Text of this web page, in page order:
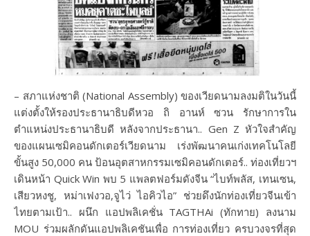
– สภาแห่งชาติ (National Assembly) ของเวียดนามลงมติในวันนี้
แต่งตั้งให้รองประธานาธิบดีหวอ ถิ อานห์ ซวน รักษาการใน
ตำแหน่งประธานาธิบดี หลังจากประธานา.. Gen Z หัวใจสำคัญ
ของแผนเซมิคอนดักเตอร์เวียดนาม เร่งพัฒนาคนเก่งเทคโนโลยี
ขั้นสูง 50,000 คน ป้อนอุตสาหกรรมเซมิคอนดักเตอร์.. ท่องเที่ยวฯ
เดินหน้า Quick Win พบ 5 แพลตฟอร์มดังจีน “ไบท์พลัส, เทนเซน,
เสียวหงชู, หม่าเฟงวอ,จูไว่ ไอคิวไอ” ช่วยดึงนักท่องเที่ยวจีนเข้า
ไทยตามเป้า.. ผนึก แอปพลิเคชั่น TAGTHAi (ทักทาย) ลงนาม
MOU ร่วมผลักดันแอปพลิเคชันเพื่อ การท่องเที่ยว ครบวงจรที่สุด